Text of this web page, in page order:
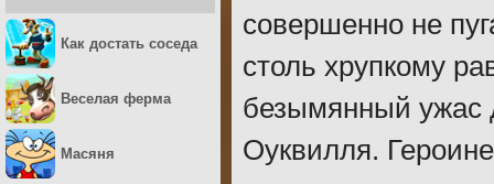
совершенно не
столь хрупкому
безымянный ужас
Оуквилля.
Как достать соседа
Веселая ферма
Масяня